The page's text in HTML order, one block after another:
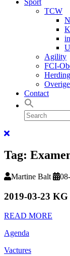
Sport
TCW
Agility
FCI-
Herding
Contact
Search
for:
Close
Tag:
Martine Balt
2019-03-23
READ MORE
Agenda
Vactures